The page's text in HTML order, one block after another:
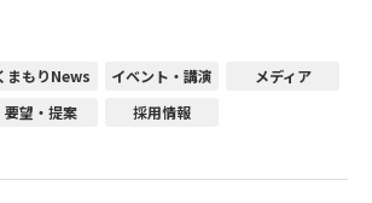
まもりNews イベント・講演
メディア
要望・提案
採用情報